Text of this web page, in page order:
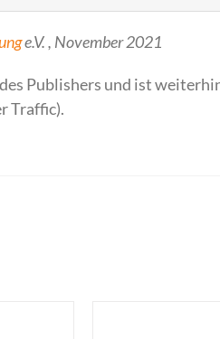
e.V. , November 2021
Publishers und ist
Traffic).